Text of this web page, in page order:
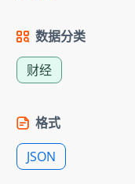
数据分类
财经
格式
JSON